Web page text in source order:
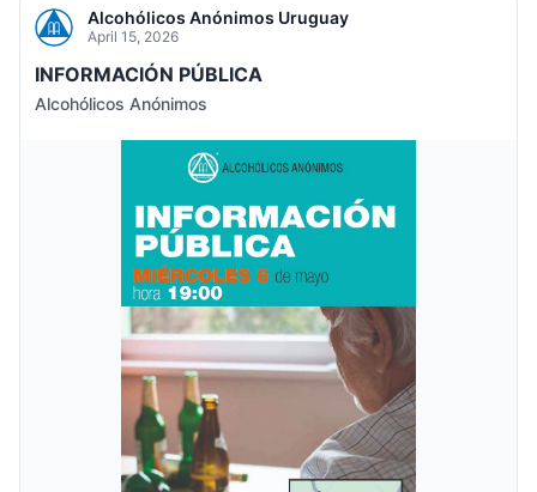
Alcohólicos Anónimos Uruguay
April 15, 2026
INFORMACIÓN PÚBLICA
Alcohólicos Anónimos